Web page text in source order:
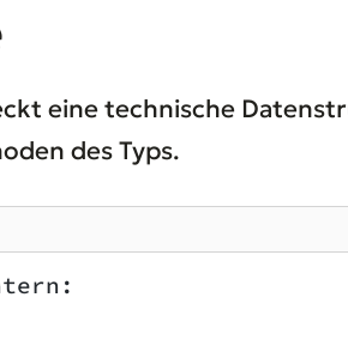
eine technische
des Typs.